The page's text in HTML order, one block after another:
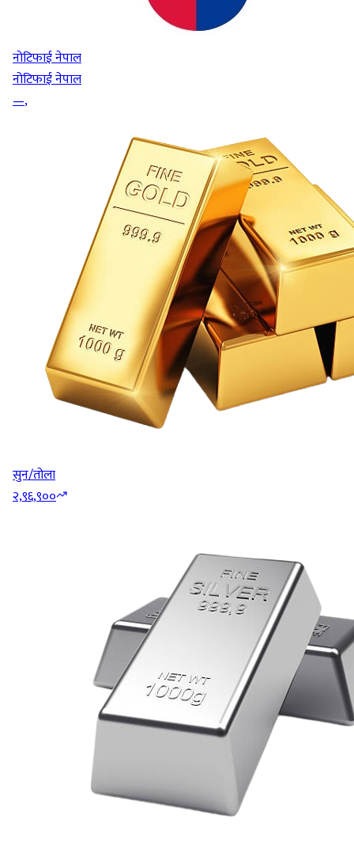
नोटिफाई नेपाल
नोटिफाई नेपाल
—,
सुन/तोला
२,९६,९००